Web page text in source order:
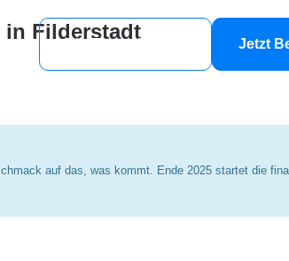
Für Finanzberater Jetzt
in Filderstadt
auf das, was kommt. Ende 2025 startet die